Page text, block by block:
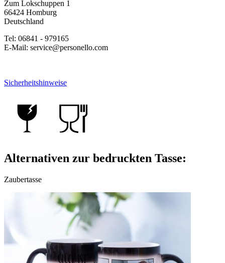
Zum Lokschuppen 1
66424 Homburg
Deutschland
Tel: 06841 - 979165
E-Mail: service@personello.com
Sicherheitshinweise
Alternativen zur bedruckten Tasse:
Zaubertasse